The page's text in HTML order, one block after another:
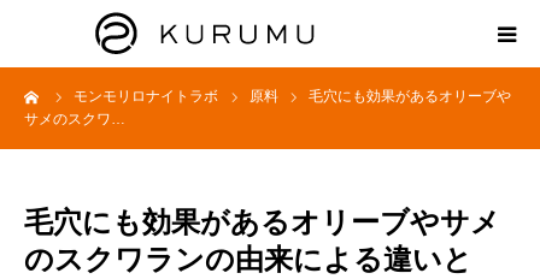
モンモリロナイトラボ 原料
毛穴にも効果があるオリーブや
サメのスクワ…
毛穴にも効果があるオリーブやサメ
のスクワランの由来による違いと
HOME
プロダクト